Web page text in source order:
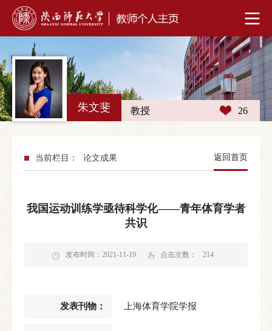
朱文斐 教授 26
返回首页
当前栏目： 论文成果
我国运动训练学亟待科学化——青年体育学者
共识
发布时间：2021-11-19 点击次数： 214
发表刊物： 上海体育学院学报